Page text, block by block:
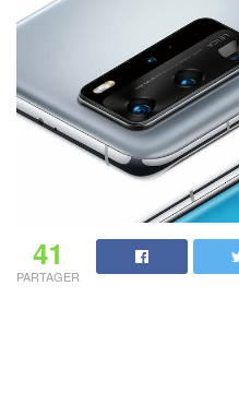
41
PARTAGER